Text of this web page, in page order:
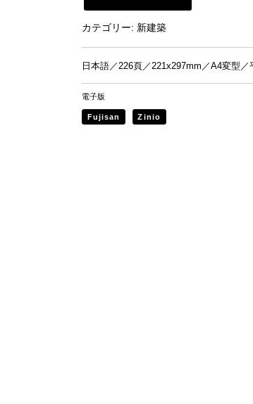
カテゴリー: 新建築
日本語／226頁／221x297mm／A4変型／
電子版
Fujisan Zinio